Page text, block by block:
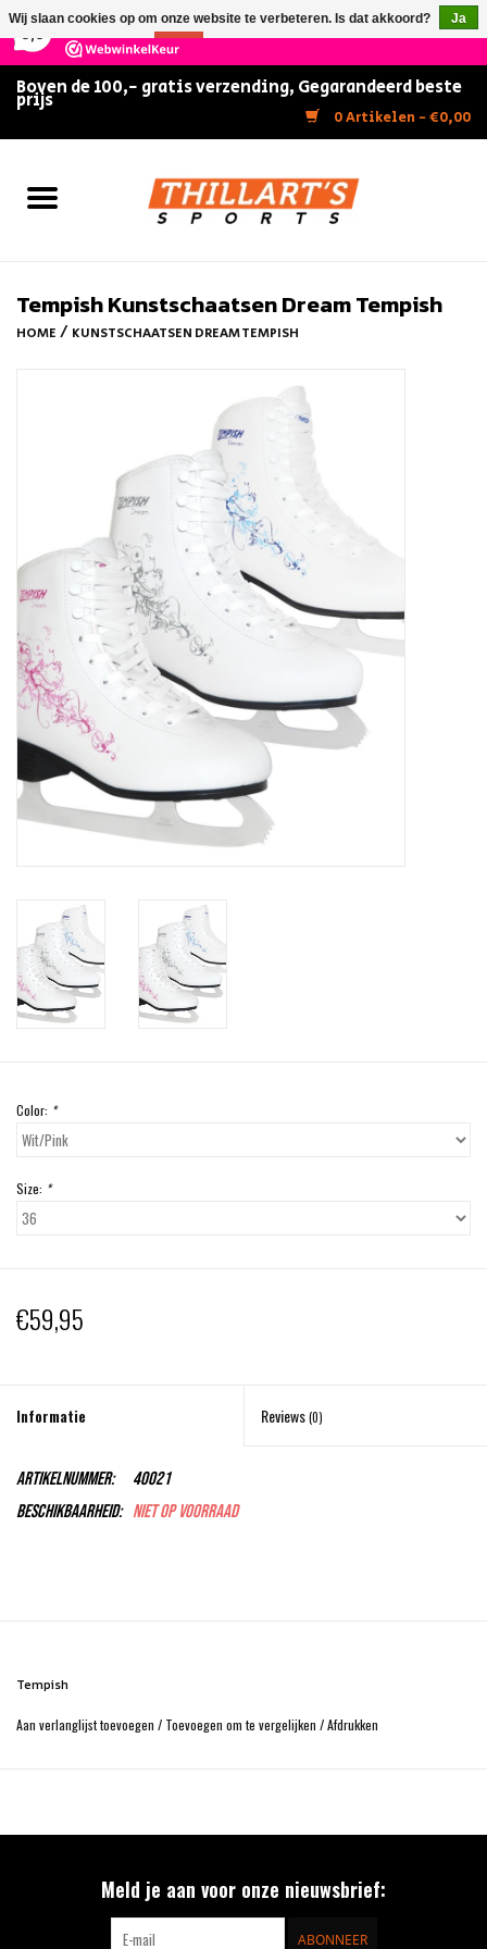
147 Reviews ×
Boven de 100,- gratis verzending, Gegarandeerd beste
prijs
0 Artikelen - €0,00
Home
FITNESS & ULTIMATE SHAPE
Rolschaatsen
SALE
Merken
Gift Card
Tempish Kunstschaatsen Dream Tempish
HOME / KUNSTSCHAATSEN DREAM TEMPISH
Color: *
Size: *
€59,95
Informatie Reviews(0)
Artikelnummer:
40021
Beschikbaarheid: Niet op voorraad
Tempish
Aan verlanglijst toevoegen / Toevoegen om te vergelijken /Afdrukken
Meld je aan voor onze nieuwsbrief:
ABONNEER
Wij slaan cookies op om onze website te verbeteren. Is dat akkoord?
Ja
Nee